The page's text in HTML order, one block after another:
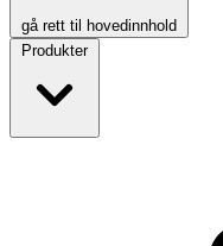
gå rett til hovedinnhold
Produkter